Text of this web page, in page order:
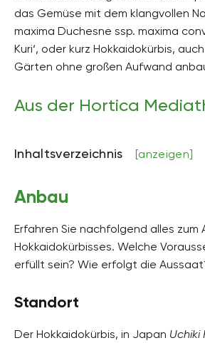
Wuchsform
einjährig, Kriechend
sandig, lehmig
Bodenfeuchte
mäßig feucht, frisch
neutral, schwach sauer
Kalktolerant
Humus
Giftig
Pflanzenfamilien
das Gemüse mit dem klangvollen
maxima Duchesne ssp. maxima
Kuri‘, oder kurz Hokkaidokürbis,
Gärten ohne großen Aufwand
Aus der Hortica
Inhaltsverzeichnis [anzeigen]
Anbau
Erfahren Sie nachfolgend alles zum
Hokkaidokürbisses. Welche
erfüllt sein? Wie erfolgt die
Standort
Der Hokkaidokürbis, in Japan Uchiki